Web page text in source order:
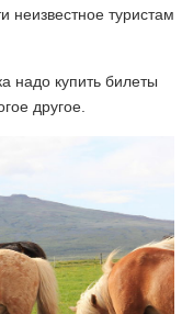
неизвестное туристам
надо купить билеты
другое.